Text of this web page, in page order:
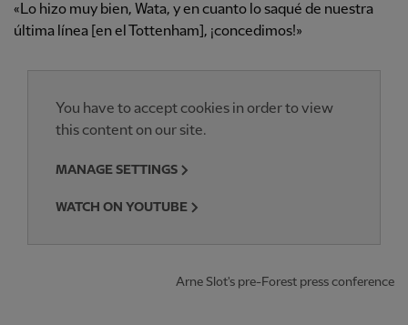
«Lo hizo muy bien, Wata, y en cuanto lo saqué de nuestra
última línea [en el Tottenham], ¡concedimos!»
You have to accept cookies in order to view
this content on our site.
MANAGE SETTINGS
WATCH ON YOUTUBE
Arne Slot's pre-Forest press conference